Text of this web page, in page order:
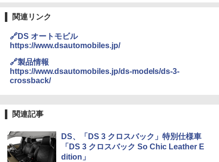
関連リンク
🔗DS オートモビル
https://www.dsautomobiles.jp/
🔗製品情報
https://www.dsautomobiles.jp/ds-models/ds-3-
crossback/
関連記事
DS、「DS 3 クロスバック」特別仕様車
「DS 3 クロスバック So Chic Leather E
dition」